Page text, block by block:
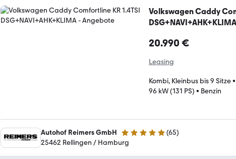
Volkswagen Caddy
DSG+NAVI+AHK+KLIMA
20.990 €
Leasing
Kombi, Kleinbus bis 9 Sitze•
96 kW (131 PS) • Benzin
Autohof Reimers GmbH 5 Sterne (65)
25462 Rellingen / Hamburg